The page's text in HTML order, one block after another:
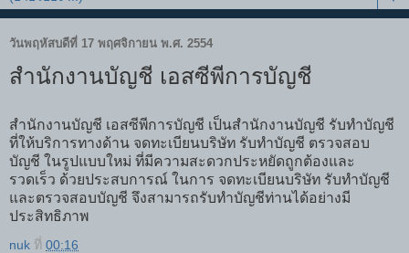
วันพฤหัสบดีที่ 17 พฤศจิกายน พ.ศ. 2554
สำนักงานบัญชี เอสซีพีการบัญชี
สำนักงานบัญชี เอสซีพีการบัญชี เป็นสำนักงานบัญชี รับทำบัญชี
ที่ให้บริการทางด้าน จดทะเบียนบริษัท รับทำบัญชี ตรวจสอบ
บัญชี ในรูปแบบใหม่ ที่มีความสะดวกประหยัดถูกต้องและ
รวดเร็ว ด้วยประสบการณ์ ในการ จดทะเบียนบริษัท รับทำบัญชี
และตรวจสอบบัญชี จึงสามารถรับทำบัญชีท่านได้อย่างมี
ประสิทธิภาพ
nuk ที่ 00:16